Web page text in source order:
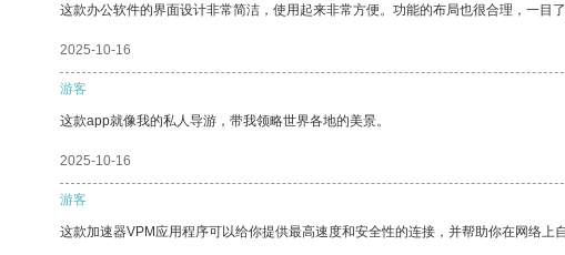
这款办公软件的界面设计非常简洁，使用起来非常方便。功能的布局也很合理，一目了
2025-10-16
游客
这款app就像我的私人导游，带我领略世界各地的美景。
2025-10-16
游客
这款加速器VPM应用程序可以给你提供最高速度和安全性的连接，并帮助你在网络上自